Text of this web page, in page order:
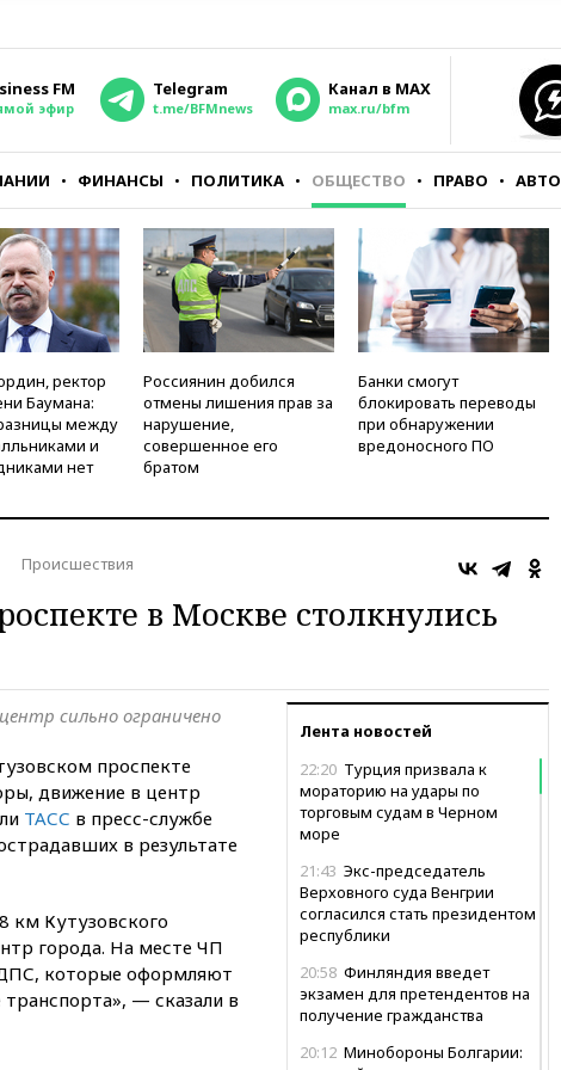
FM
эфир
Telegram
t.me/BFMnews
Канал в MAX
max.ru/bfm
ФИНАНСЫ ПОЛИТИКА ОБЩЕСТВО ПРАВО АВТО
ректор
Баумана:
между
и
нет
Россиянин добился
отмены лишения прав за
нарушение,
совершенное его
братом
Банки смогут
блокировать переводы
при обнаружении
вредоносного ПО
Происшествия
в Москве столкнулись
Лента новостей
22:20 Турция призвала к
мораторию на удары по
торговым судам в Черном
море
21:43 Экс-председатель
Верховного суда Венгрии
согласился стать президентом
республики
20:58 Финляндия введет
экзамен для претендентов на
получение гражданства
20:12 Минобороны Болгарии:
сильно ограничено
проспекте
движение в центр
ТАСС в пресс-службе
в результате
км Кутузовского
города. На месте ЧП
которые оформляют
— сказали в